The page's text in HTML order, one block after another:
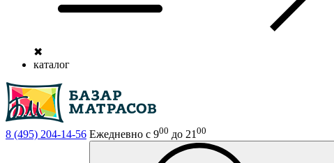
✖
каталог
8 (495) 204-14-56 Ежедневно с 900 до 21 00